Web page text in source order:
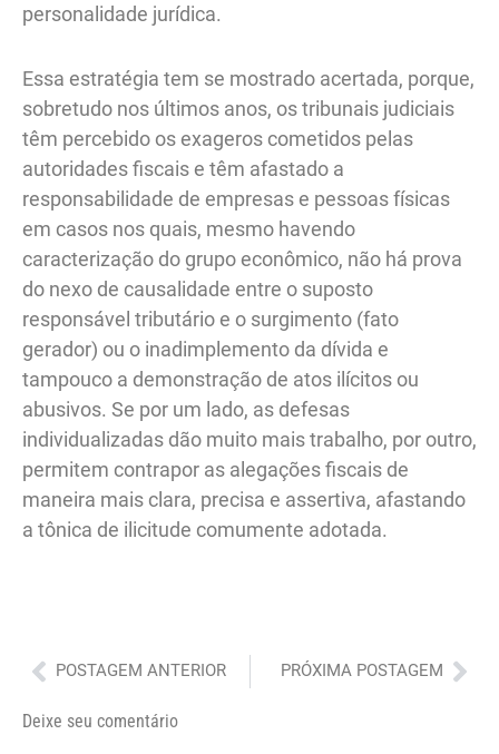
personalidade jurídica.
Essa estratégia tem se mostrado acertada, porque,
sobretudo nos últimos anos, os tribunais judiciais
têm percebido os exageros cometidos pelas
autoridades fiscais e têm afastado a
responsabilidade de empresas e pessoas físicas
em casos nos quais, mesmo havendo
caracterização do grupo econômico, não há prova
do nexo de causalidade entre o suposto
responsável tributário e o surgimento (fato
gerador) ou o inadimplemento da dívida e
tampouco a demonstração de atos ilícitos ou
abusivos. Se por um lado, as defesas
individualizadas dão muito mais trabalho, por outro,
permitem contrapor as alegações fiscais de
maneira mais clara, precisa e assertiva, afastando
a tônica de ilicitude comumente adotada.
Anterior
POSTAGEM ANTERIOR PRÓXIMA POSTAGEM
Deixe seu comentário